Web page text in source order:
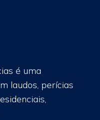
é uma
laudos, perícias